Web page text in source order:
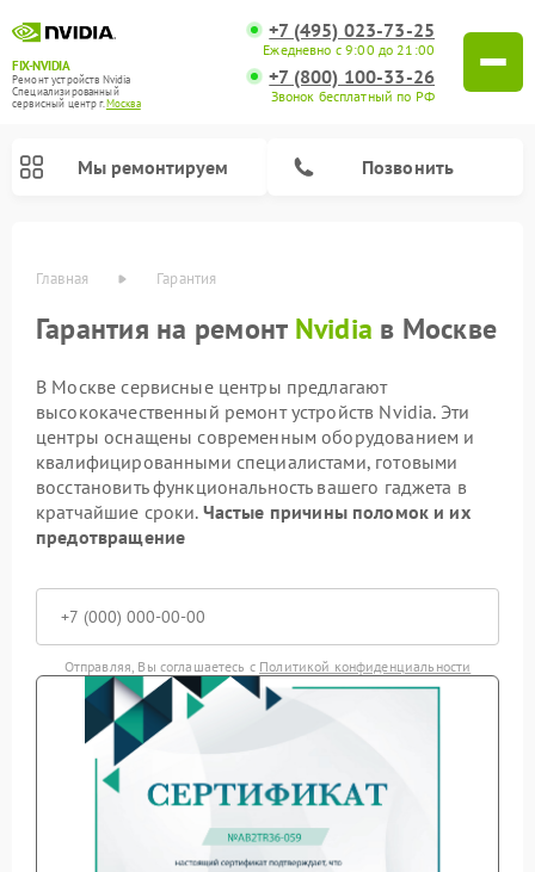
FIX-NVIDIA
Ремонт устройств Nvidia
Специализированный
cервисный центр г.Москва
+7 (495) 023-73-25
Ежедневно с 9:00 до 21:00
+7 (800) 100-33-26
Звонок бесплатный по РФ
Мы ремонтируем Позвонить
Главная Гарантия
Гарантия на ремонт Nvidia в Москве
В Москве сервисные центры предлагают
высококачественный ремонт устройств Nvidia. Эти
центры оснащены современным оборудованием и
квалифицированными специалистами, готовыми
восстановить функциональность вашего гаджета в
кратчайшие сроки. Частые причины поломок и их
предотвращение
Отправляя, Вы соглашаетесь с Политикой конфиденциальности